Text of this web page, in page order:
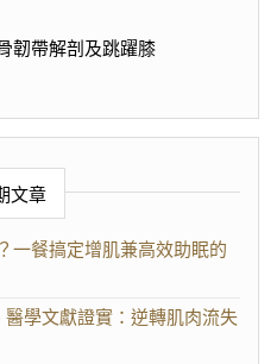
韌帶解剖及跳躍膝
文章
一餐搞定增肌兼高效助眠的
學文獻證實：逆轉肌肉流失